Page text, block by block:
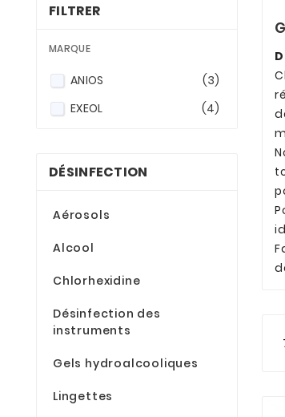
FILTRER
MARQUE
ANIOS
(3)
EXEOL
(4)
DÉSINFECTION
Aérosols
Alcool
Chlorhexidine
Désinfection des
instruments
Gels hydroalcooliques
Lingettes